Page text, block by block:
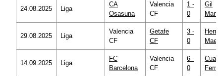
24.08.2025 Liga
CA
Osasuna
Valencia
CF
1 -
0
Gil
29.08.2025 Liga
Valencia
CF
Getafe
CF
3 -
0
14.09.2025 Liga
FC
Barcelona
Valencia
CF
6 -
0